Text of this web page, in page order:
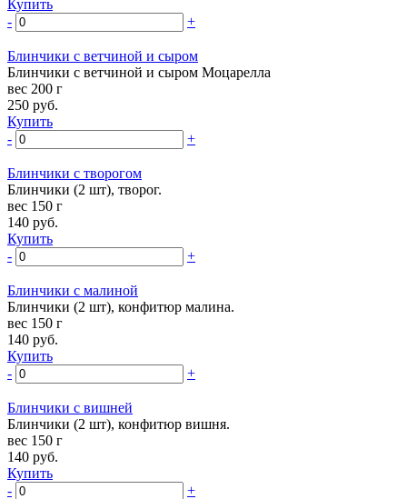
Купить
-
+
Блинчики с ветчиной и сыром
Блинчики с ветчиной и сыром Моцарелла
вес 200 г
250 руб.
Купить
-
+
Блинчики с творогом
Блинчики (2 шт), творог.
вес 150 г
140 руб.
Купить
-
+
Блинчики с малиной
Блинчики (2 шт), конфитюр малина.
вес 150 г
140 руб.
Купить
-
+
Блинчики с вишней
Блинчики (2 шт), конфитюр вишня.
вес 150 г
140 руб.
Купить
-
+